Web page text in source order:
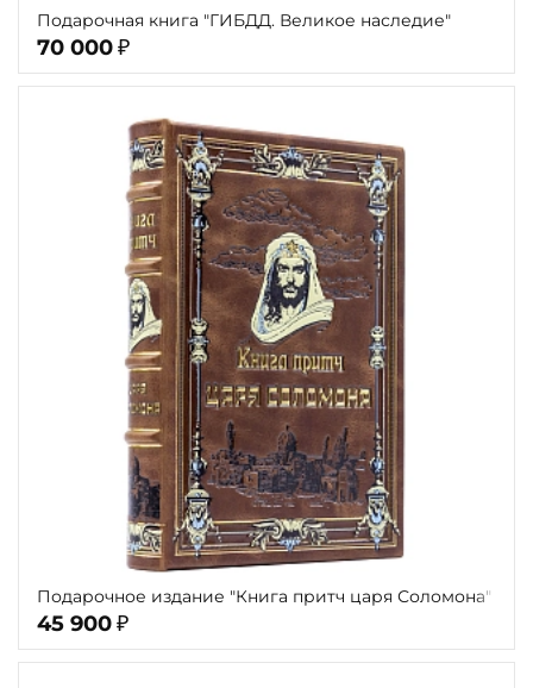
Подарочная книга "ГИБДД. Великое наследие"
70 000 ₽
Подарочное издание "Книга притч царя Соломона"
45 900 ₽